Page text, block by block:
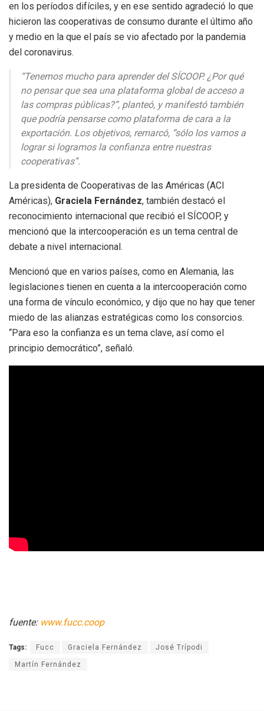
en los períodos difíciles, y en ese sentido agradeció lo que
hicieron las cooperativas de consumo durante el último año
y medio en la que el país se vio afectado por la pandemia
del coronavirus.
“Tenemos mucho para aprender del SÍCOOP. ¿Por qué
no pensar que sea una plataforma global de acceso a
las compras públicas?”, planteó, y manifestó también
que podría pensarse como plataforma de cara a la
exportación. Los objetivos, remarcó, “sólo los vamos a
lograr si logramos la confianza entre nuestras
cooperativas”.
La presidenta de Cooperativas de las Américas (ACI
Américas), Graciela Fernández, también destacó el
reconocimiento internacional que recibió el SÍCOOP, y
mencionó que la intercooperación es un tema central de
debate a nivel internacional.
Mencionó que en varios países, como en Alemania, las
legislaciones tienen en cuenta a la intercooperación como
una forma de vínculo económico, y dijo que no hay que tener
miedo de las alianzas estratégicas como los consorcios.
“Para eso la confianza es un tema clave, así como el
principio democrático”, señaló.
fuente: www.fucc.coop
Tags: Fucc Graciela Fernández José Trípodi
Martín Fernández